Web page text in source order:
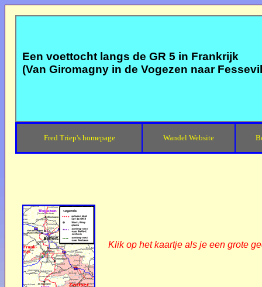
Een voettocht langs de GR 5 in Frankrijk
(Van Giromagny in de Vogezen naar
Fred Triep's homepage Wandel Website
Klik op het kaartje als je een grote